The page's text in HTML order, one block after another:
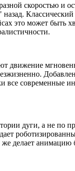
скоростью и
это может
движение
все
дуги, а не по
делает анимацию